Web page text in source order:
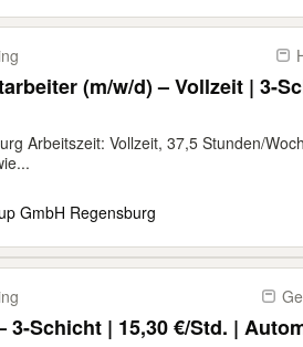
(m/w/d) – Vollzeit | 3-
Arbeitszeit: Vollzeit, 37,5 Stunden/
GmbH Regensburg
3-Schicht | 15,30 €/Std. |